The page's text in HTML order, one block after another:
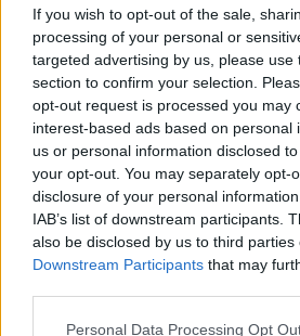
If you wish to opt-out of the sale,
processing of your personal or
targeted advertising by us, please use
section to confirm your selection.
opt-out request is processed you may
interest-based ads based on personal
us or personal information disclosed
your opt-out. You may separately opt-
disclosure of your personal
IAB’s list of downstream participants.
also be disclosed by us to third parties
Downstream Participants that may
Personal Data Processing Opt
ich wysokości odbywa się
wystającego z zewnętrznej
wycięty w pałąku otwór. W
niestandardowy kształt głowy,
idealnym dopasowaniem
trzema poziomami RIG 700HS nie
regulacji. Muszę jednak
zastosowania tak
wysokości słuchawek, muszle
stabilnie, nie poruszają się
wypadnięciem zabezpieczają
trzpienia.